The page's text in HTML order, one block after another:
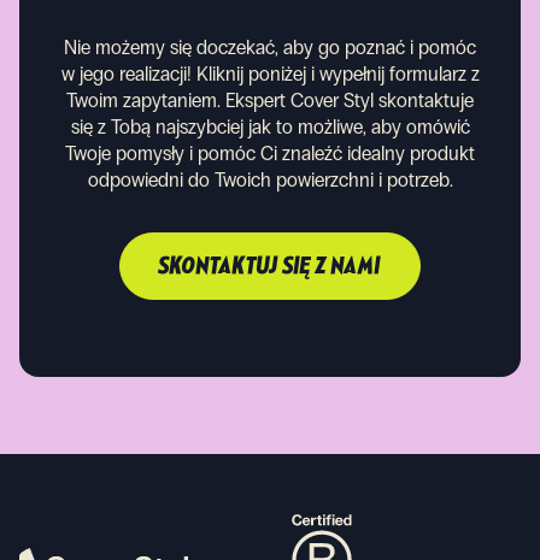
Nie możemy się doczekać, aby go poznać i pomóc
w jego realizacji! Kliknij poniżej i wypełnij formularz z
Twoim zapytaniem. Ekspert Cover Styl skontaktuje
się z Tobą najszybciej jak to możliwe, aby omówić
Twoje pomysły i pomóc Ci znaleźć idealny produkt
odpowiedni do Twoich powierzchni i potrzeb.
SKONTAKTUJ SIĘ Z NAMI